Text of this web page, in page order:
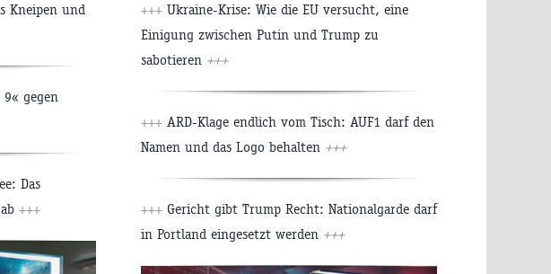
Kneipen und
9« gegen
Das
+++
+++ Ukraine-Krise: Wie die EU versucht, eine
Einigung zwischen Putin und Trump zu
sabotieren +++
+++ ARD-Klage endlich vom Tisch: AUF1 darf den
Namen und das Logo behalten +++
+++ Gericht gibt Trump Recht: Nationalgarde darf
in Portland eingesetzt werden +++